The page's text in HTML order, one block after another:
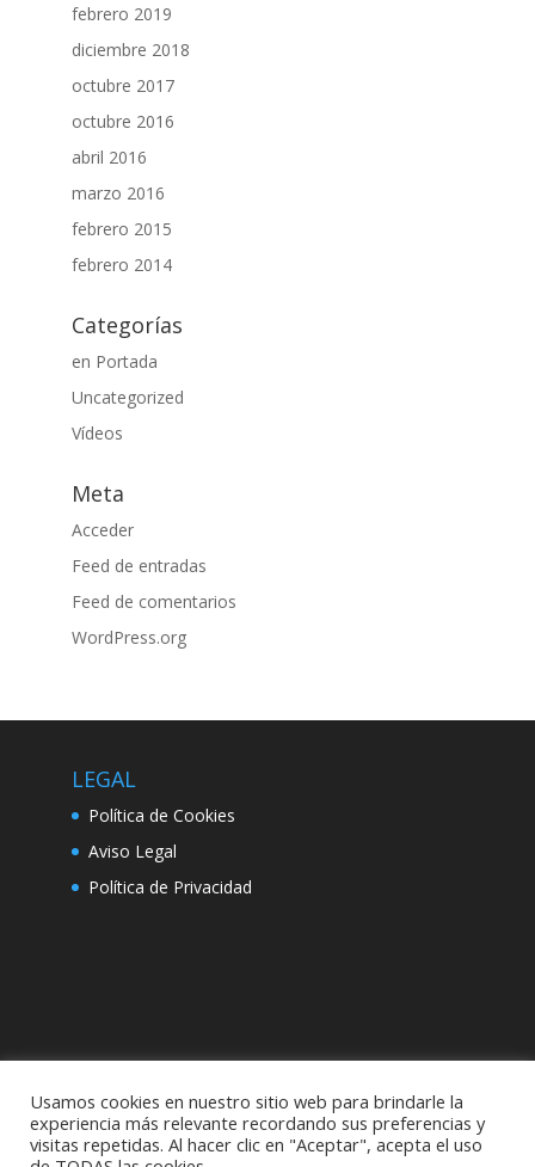
febrero 2019
diciembre 2018
octubre 2017
octubre 2016
abril 2016
marzo 2016
febrero 2015
febrero 2014
Categorías
en Portada
Uncategorized
Vídeos
Meta
Acceder
Feed de entradas
Feed de comentarios
WordPress.org
LEGAL
Política de Cookies
Aviso Legal
Política de Privacidad
Usamos cookies en nuestro sitio web para brindarle la
experiencia más relevante recordando sus preferencias y
visitas repetidas. Al hacer clic en "Aceptar", acepta el uso